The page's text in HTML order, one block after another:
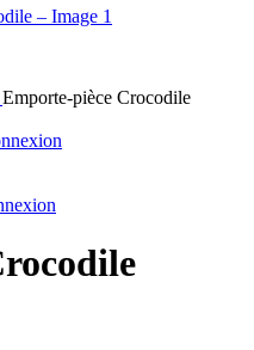
Emporte-pièce Crocodile